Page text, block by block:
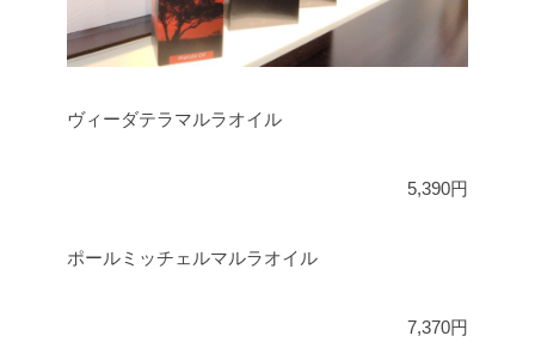
ヴィーダテラマルラオイル
5,390円
ポールミッチェルマルラオイル
7,370円